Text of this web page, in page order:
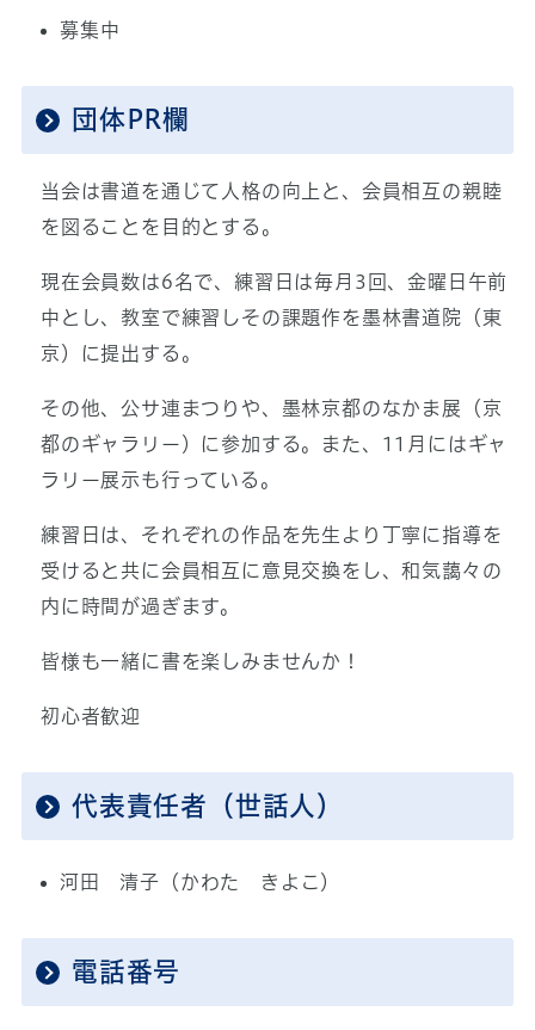
募集中
団体PR欄
当会は書道を通じて人格の向上と、会員相互の親睦
を図ることを目的とする。
現在会員数は6名で、練習日は毎月3回、金曜日午前
中とし、教室で練習しその課題作を墨林書道院（東
京）に提出する。
その他、公サ連まつりや、墨林京都のなかま展（京
都のギャラリー）に参加する。また、11月にはギャ
ラリー展示も行っている。
練習日は、それぞれの作品を先生より丁寧に指導を
受けると共に会員相互に意見交換をし、和気藹々の
内に時間が過ぎます。
皆様も一緒に書を楽しみませんか！
初心者歓迎
代表責任者（世話人）
河田 清子（かわた きよこ）
電話番号